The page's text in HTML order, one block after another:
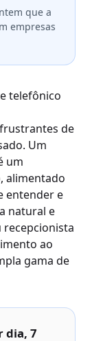
que a
empresas
telefônico
de
Um
um
alimentado
entender e
natural e
recepcionista
ao
gama de
dia, 7